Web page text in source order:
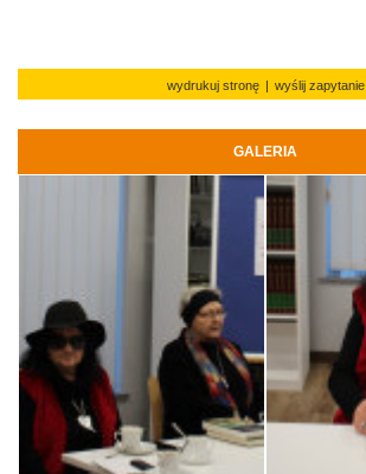
wydrukuj stronę | wyślij zapytanie
GALERIA